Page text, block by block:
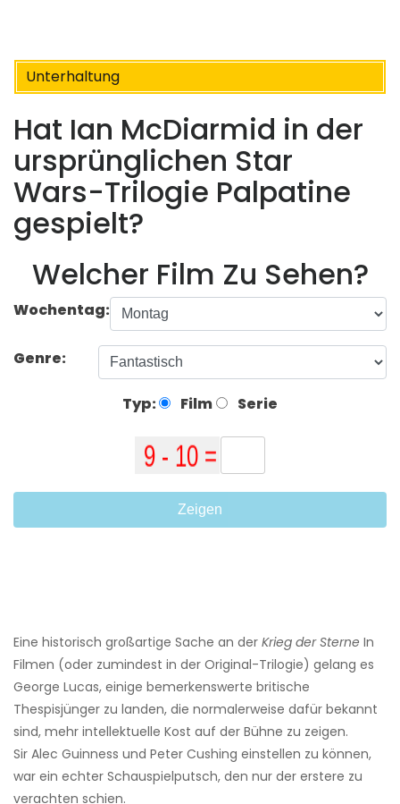
Unterhaltung
Hat Ian McDiarmid in der
ursprünglichen Star
Wars-Trilogie Palpatine
gespielt?
Welcher Film Zu Sehen?
Wochentag:
Genre:
Typ: Film Serie
Zeigen
Eine historisch großartige Sache an der Krieg der Sterne In
Filmen (oder zumindest in der Original-Trilogie) gelang es
George Lucas, einige bemerkenswerte britische
Thespisjünger zu landen, die normalerweise dafür bekannt
sind, mehr intellektuelle Kost auf der Bühne zu zeigen.
Sir Alec Guinness und Peter Cushing einstellen zu können,
war ein echter Schauspielputsch, den nur der erstere zu
verachten schien.